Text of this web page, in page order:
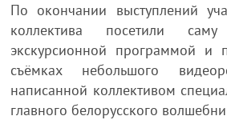
По окончании выступлений
коллектива посетили
экскурсионной программой и
съёмках небольшого
написанной коллективом
главного белорусского